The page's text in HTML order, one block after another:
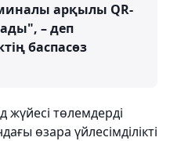
арқылы QR-
– деп
баспасөз
төлемдерді
өзара үйлесімділікті